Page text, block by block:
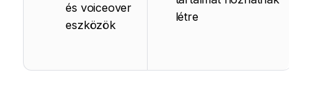
és voiceover
eszközök
létre